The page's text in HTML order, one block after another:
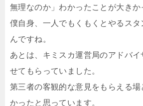
無理なのか」わかったことが大きか
僕自身、一人でもくもくとやるスタ
んですね。
あとは、キミスカ運営局のアドバイ
せてもらっていました。
第三者の客観的な意見をもらえる場
かったと思っています。